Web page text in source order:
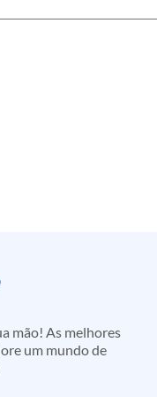
mão! As melhores
um mundo de